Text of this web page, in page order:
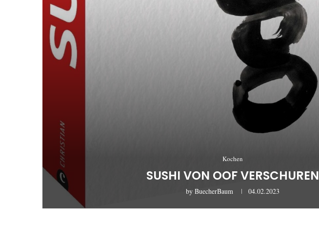
Kochen
SUSHI VON OOF VERSCHUREN
by BuecherBaum 04.02.2023